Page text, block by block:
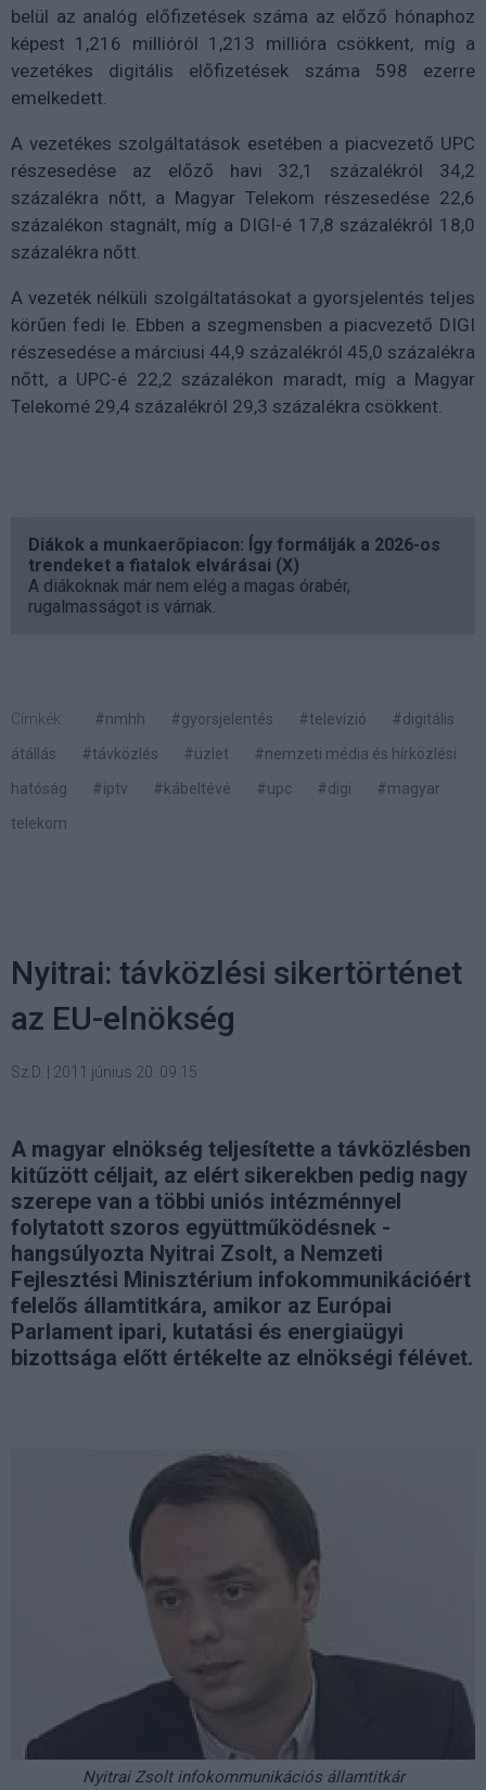
belül az analóg előfizetések száma az előző hónaphoz
képest 1,216 millióról 1,213 millióra csökkent, míg a
vezetékes digitális előfizetések száma 598 ezerre
emelkedett.
A vezetékes szolgáltatások esetében a piacvezető UPC
részesedése az előző havi 32,1 százalékról 34,2
százalékra nőtt, a Magyar Telekom részesedése 22,6
százalékon stagnált, míg a DIGI-é 17,8 százalékról 18,0
százalékra nőtt.
A vezeték nélküli szolgáltatásokat a gyorsjelentés teljes
körűen fedi le. Ebben a szegmensben a piacvezető DIGI
részesedése a márciusi 44,9 százalékról 45,0 százalékra
nőtt, a UPC-é 22,2 százalékon maradt, míg a Magyar
Telekomé 29,4 százalékról 29,3 százalékra csökkent.
Diákok a munkaerőpiacon: Így formálják a 2026-os
trendeket a fiatalok elvárásai (X)
A diákoknak már nem elég a magas órabér,
rugalmasságot is várnak.
Címkék: #nmhh #gyorsjelentés #televízió
#digitális
átállás
#távközlés #üzlet
#nemzeti média és hírközlési
hatóság
#iptv #kábeltévé #upc #digi
#magyar
telekom
Nyitrai: távközlési sikertörténet
az EU-elnökség
Sz.D. | 2011 június 20. 09:15
A magyar elnökség teljesítette a távközlésben
kitűzött céljait, az elért sikerekben pedig nagy
szerepe van a többi uniós intézménnyel
folytatott szoros együttműködésnek -
hangsúlyozta Nyitrai Zsolt, a Nemzeti
Fejlesztési Minisztérium infokommunikációért
felelős államtitkára, amikor az Európai
Parlament ipari, kutatási és energiaügyi
bizottsága előtt értékelte az elnökségi félévet.
Nyitrai Zsolt infokommunikációs államtitkár